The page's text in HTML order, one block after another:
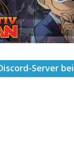
Server bei